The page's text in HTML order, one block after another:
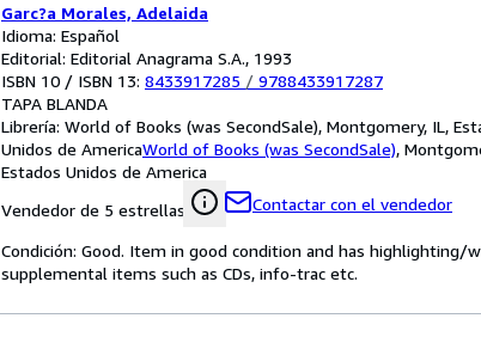
Garc?a Morales, Adelaida
Idioma: Español
Editorial: Editorial Anagrama S.A., 1993
ISBN 10 / ISBN 13: 8433917285 / 9788433917287
TAPA BLANDA
Librería: World of Books (was SecondSale), Montgomery, IL,
Unidos de AmericaWorld of Books (was SecondSale),
Estados Unidos de America
Vendedor de 5 estrellas
Contactar con el vendedor
Condición: Good. Item in good condition and has
supplemental items such as CDs, info-trac etc.